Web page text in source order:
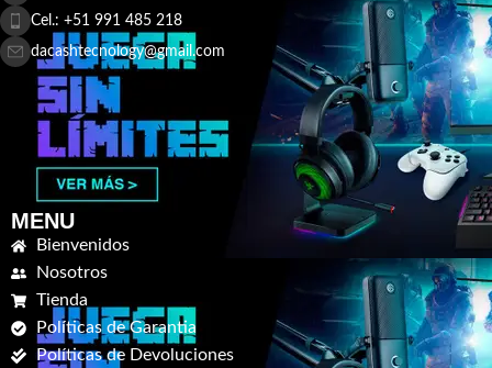
Cel.: +51 991 485 218
dacashtecnology@gmail.com
MENU
Bienvenidos
Nosotros
Tienda
Políticas de Garantia
Políticas de Devoluciones